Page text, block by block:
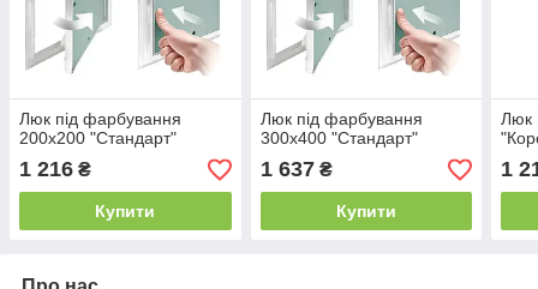
Люк під фарбування
200х200 "Стандарт"
1 216 ₴
Купити
Люк під фарбування
300х400 "Стандарт"
1 637₴
Купити
Люк
1